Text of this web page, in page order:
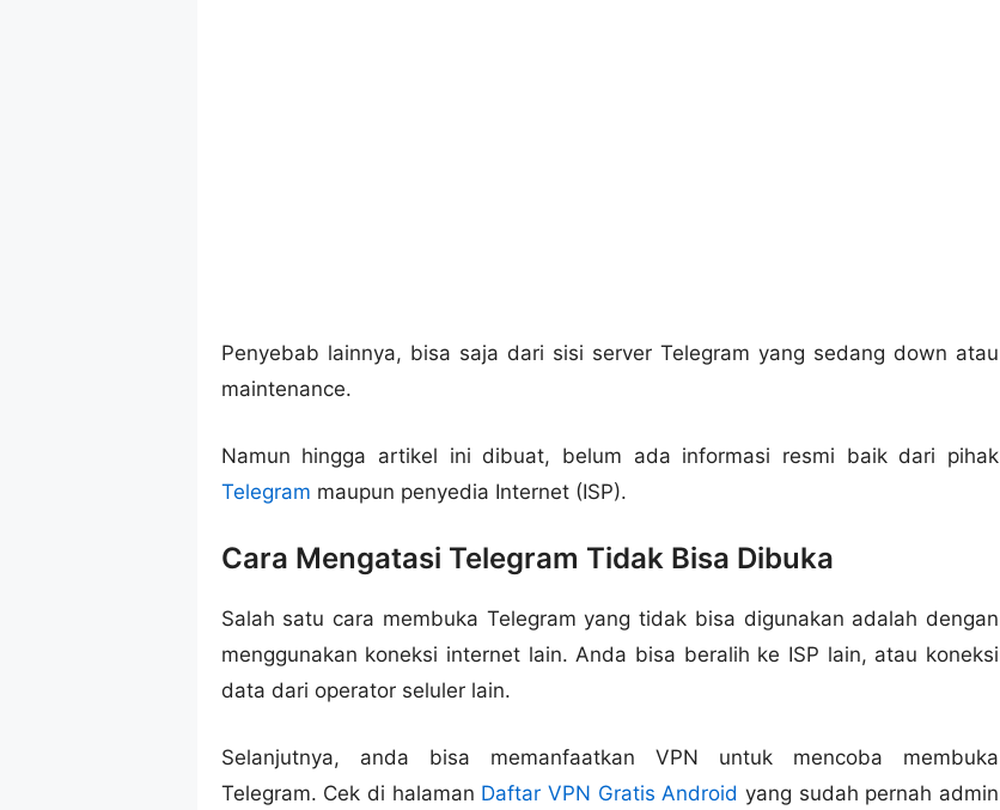
Penyebab lainnya, bisa saja dari sisi server Telegram yang sedang down atau
maintenance.
Namun hingga artikel ini dibuat, belum ada informasi resmi baik dari pihak
Telegram maupun penyedia Internet (ISP).
Cara Mengatasi Telegram Tidak Bisa Dibuka
Salah satu cara membuka Telegram yang tidak bisa digunakan adalah dengan
menggunakan koneksi internet lain. Anda bisa beralih ke ISP lain, atau koneksi
data dari operator seluler lain.
Selanjutnya, anda bisa memanfaatkan VPN untuk mencoba membuka
Telegram. Cek di halaman Daftar VPN Gratis Android yang sudah pernah admin